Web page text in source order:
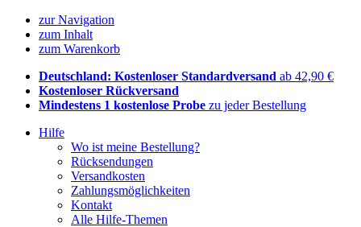
zur Navigation
zum Inhalt
zum Warenkorb
Deutschland: Kostenloser Standardversand ab 42,90 €
Kostenloser Rückversand
Mindestens 1 kostenlose Probe zu jeder Bestellung
Hilfe
Wo ist meine Bestellung?
Rücksendungen
Versandkosten
Zahlungsmöglichkeiten
Kontakt
Alle Hilfe-Themen